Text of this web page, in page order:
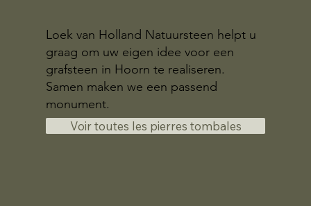
Loek van Holland Natuursteen helpt u
graag om uw eigen idee voor een
grafsteen in Hoorn te realiseren.
Samen maken we een passend
monument.
Voir toutes les pierres tombales